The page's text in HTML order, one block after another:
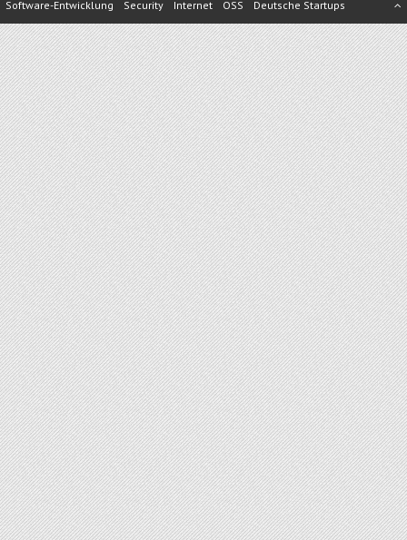
Software-Entwicklung Security Internet OSS Deutsche Startups